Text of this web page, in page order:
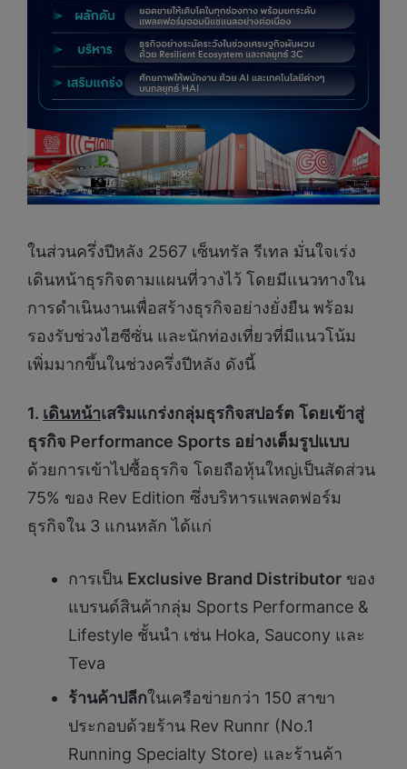
ในส่วนครึ่งปีหลัง 2567 เซ็นทรัล รีเทล มั่นใจเร่ง
เดินหน้าธุรกิจตามแผนที่วางไว้ โดยมีแนวทางใน
การดำเนินงานเพื่อสร้างธุรกิจอย่างยั่งยืน พร้อม
รองรับช่วงไฮซีซั่น และนักท่องเที่ยวที่มีแนวโน้ม
เพิ่มมากขึ้นในช่วงครึ่งปีหลัง ดังนี้
1. เดินหน้าเสริมแกร่งกลุ่มธุรกิจสปอร์ต โดยเข้าสู่
ธุรกิจ Performance Sports อย่างเต็มรูปแบบ
ด้วยการเข้าไปซื้อธุรกิจ โดยถือหุ้นใหญ่เป็นสัดส่วน
75% ของ Rev Edition ซึ่งบริหารแพลตฟอร์ม
ธุรกิจใน 3 แกนหลัก ได้แก่
การเป็น Exclusive Brand Distributor ของ
แบรนด์สินค้ากลุ่ม Sports Performance &
Lifestyle ชั้นนำ เช่น Hoka, Saucony และ
Teva
ร้านค้าปลีกในเครือข่ายกว่า 150 สาขา
ประกอบด้วยร้าน Rev Runnr (No.1
Running Specialty Store) และร้านค้า